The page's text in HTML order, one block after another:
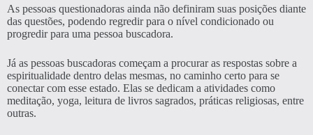
As pessoas questionadoras ainda não definiram suas posições diante
das questões, podendo regredir para o nível condicionado ou
progredir para uma pessoa buscadora.
Já as pessoas buscadoras começam a procurar as respostas sobre a
espiritualidade dentro delas mesmas, no caminho certo para se
conectar com esse estado. Elas se dedicam a atividades como
meditação, yoga, leitura de livros sagrados, práticas religiosas, entre
outras.